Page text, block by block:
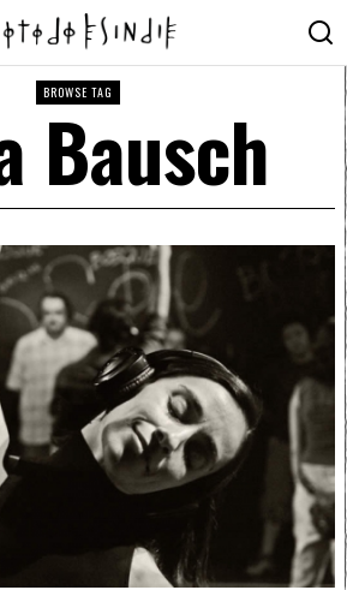
BROWSE TAG
Bausch